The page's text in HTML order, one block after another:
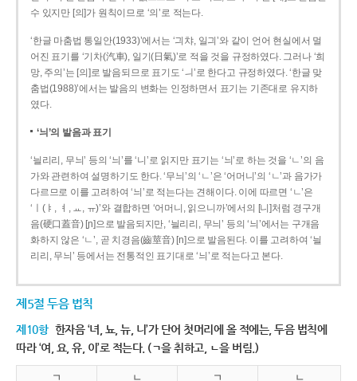
수 있지만 [의]가 원칙이므로 ‘의’로 적는다.
‘한글 마춤법 통일안(1933)’에서는 ‘긔챠, 일긔’와 같이 언어 현실에서 멀
어진 표기를 ‘기차(汽車), 일기(日氣)’로 적을 것을 규정하였다. 그러나 ‘희
망, 주의’는 [의]로 발음되므로 표기도 ‘ㅢ’로 한다고 규정하였다. ‘한글 맞
춤법(1988)’에서는 발음의 변화는 인정하면서 표기는 기존대로 유지하
였다.
‘늬’의 발음과 표기
‘늴리리, 무늬’ 등의 ‘늬’를 ‘니’로 읽지만 표기는 ‘늬’로 하는 것을 ‘ㄴ’의 음
가와 관련하여 설명하기도 한다. ‘무늬’의 ‘ㄴ’은 ‘어머니’의 ‘ㄴ’과 음가가
다르므로 이를 고려하여 ‘늬’로 적는다는 견해이다. 이에 따르면 ‘ㄴ’은
‘ㅣ(ㅑ, ㅕ, ㅛ, ㅠ)’와 결합하면 ‘어머니, 읽으니까’에서의 [니]처럼 경구개
음(硬口蓋音) [ɲ]으로 발음되지만, ‘늴리리, 무늬’ 등의 ‘늬’에서는 구개음
화하지 않은 ‘ㄴ’, 곧 치경음(齒莖音) [n]으로 발음된다. 이를 고려하여 ‘늴
리리, 무늬’ 등에서는 전통적인 표기대로 ‘늬’로 적는다고 본다.
제5절 두음 법칙
제10항 한자음 ‘녀, 뇨, 뉴, 니’가 단어 첫머리에 올 적에는, 두음 법칙에
따라 ‘여, 요, 유, 이’로 적는다. (ㄱ을 취하고, ㄴ을 버림.)
ㄱ ㄴ ㄱ ㄴ